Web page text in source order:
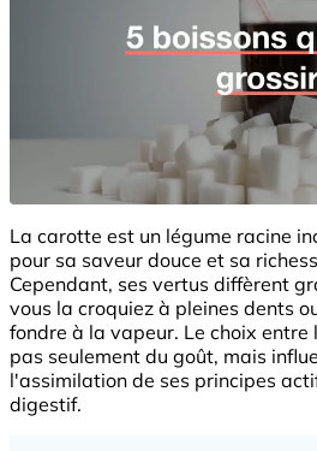
La carotte est un légume racine
pour sa saveur douce et sa
Cependant, ses vertus diffèrent
vous la croquiez à pleines dents
fondre à la vapeur. Le choix entre
pas seulement du goût, mais
l'assimilation de ses principes
digestif.